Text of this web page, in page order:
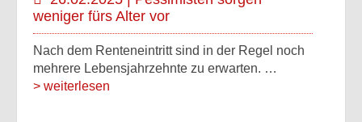
weniger fürs Alter vor
Nach dem Renteneintritt sind in der Regel noch
mehrere Lebensjahrzehnte zu erwarten. …
> weiterlesen